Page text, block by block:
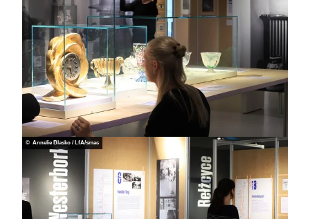
© Annelie Blasko / LfA/smac